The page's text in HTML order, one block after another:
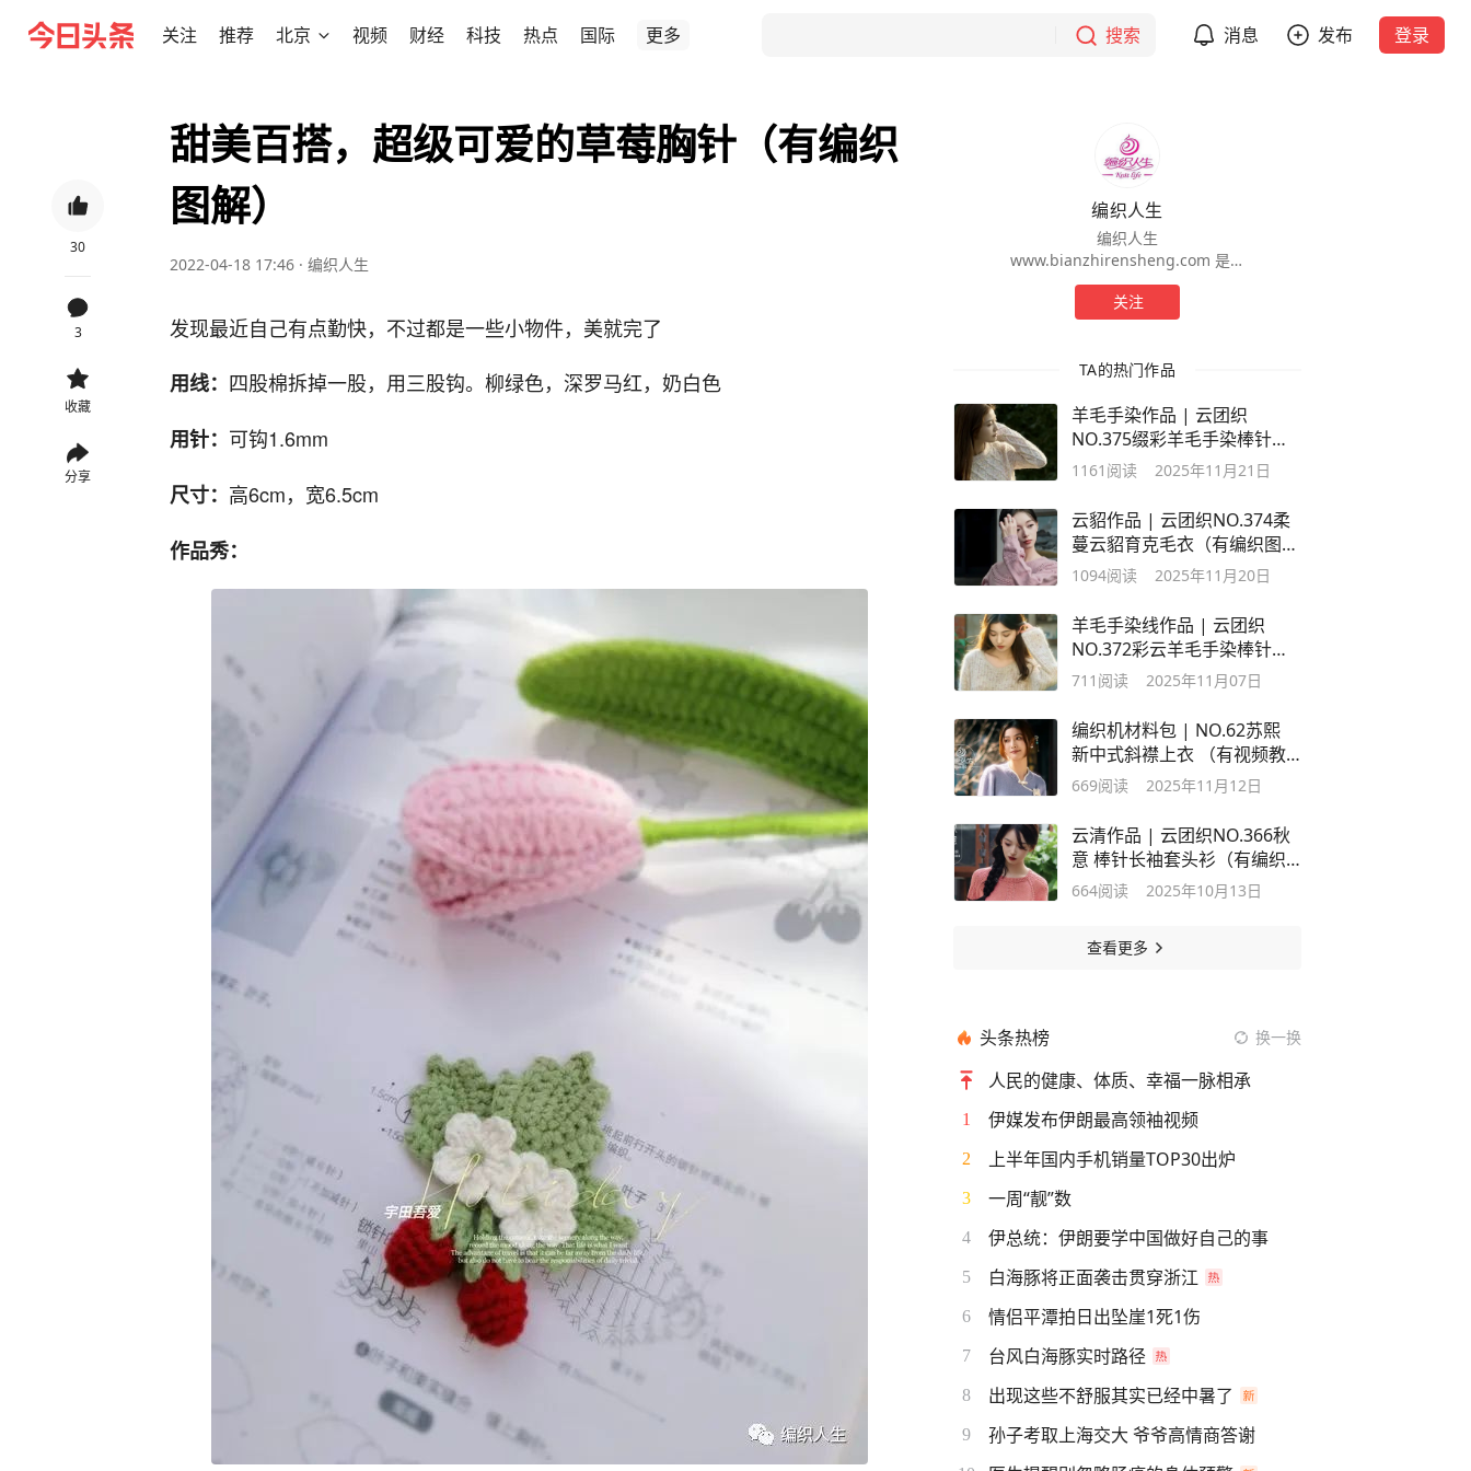
关注 推荐 北京 视频 财经 科技 热点 国际 更多 搜索 消息 发布 登录
30
3
收藏
分享
甜美百搭，超级可爱的草莓胸针（有编织
图解）
2022-04-18 17:46 · 编织人生
发现最近自己有点勤快，不过都是一些小物件，美就完了
用线： 四股棉拆掉一股，用三股钩。柳绿色，深罗马红，奶白色
用针： 可钩1.6mm
尺寸： 高6cm，宽6.5cm
作品秀：
编织人生
编织人生
www.bianzhirensheng.com 是中
文世界专注手工编织最专业的行业
网站。网站创建于 2003 年，由当
时的小型个人网站发展至今具有
关注
TA的热门作品
羊毛手染作品 | 云团织
NO.375缀彩羊毛手染棒针绞
花毛衣（有编织图解）
1161 阅读 2025年11月21日
云貂作品 | 云团织NO.374柔
蔓云貂育克毛衣（有编织图
解）
1094阅读 2025年11月20日
羊毛手染线作品 | 云团织
NO.372彩云羊毛手染棒针毛
衣（有编织图解）
711 阅读 2025年11月07日
编织机材料包 | NO.62苏熙
新中式斜襟上衣 （有视频教
程及图解）
669阅读 2025年11月12日
云清作品 | 云团织NO.366秋
意 棒针长袖套头衫（有编织
图解）
664阅读 2025年10月13日
查看更多
头条热榜 换一换
人民的健康、体质、幸福一脉相承
1 伊媒发布伊朗最高领袖视频
2 上半年国内手机销量TOP30出炉
3 一周“靓”数
4 伊总统：伊朗要学中国做好自己的事
5 白海豚将正面袭击贯穿浙江
6 情侣平潭拍日出坠崖1死1伤
7 台风白海豚实时路径
8 出现这些不舒服其实已经中暑了
9 孙子考取上海交大 爷爷高情商答谢